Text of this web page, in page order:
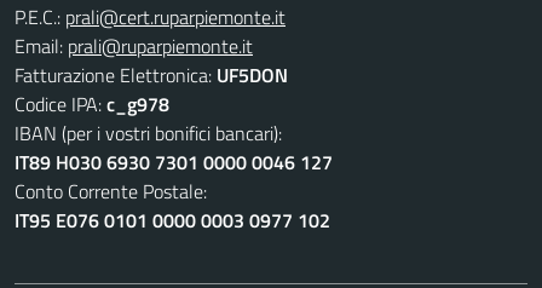
P.E.C.: prali@cert.ruparpiemonte.it
Email: prali@ruparpiemonte.it
Fatturazione Elettronica: UF5DON
Codice IPA:c_g978
IBAN (per i vostri bonifici bancari):
IT89 H030 6930 7301 0000 0046 127
Conto Corrente Postale:
IT95 E076 0101 0000 0003 0977 102